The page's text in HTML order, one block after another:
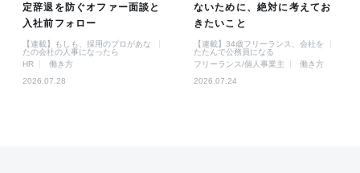
定辞退を防ぐオファー面談と
入社前フォロー
【連載】もしも、採用のプロがあな
たの会社の人事になったら
HR
働き方
2026.07.28
ないために、絶対に考えてお
きたいこと
【連載】34歳フリーランス、会社を
たたんで公務員になる
フリーランス/個人事業主
働き方
2026.07.24